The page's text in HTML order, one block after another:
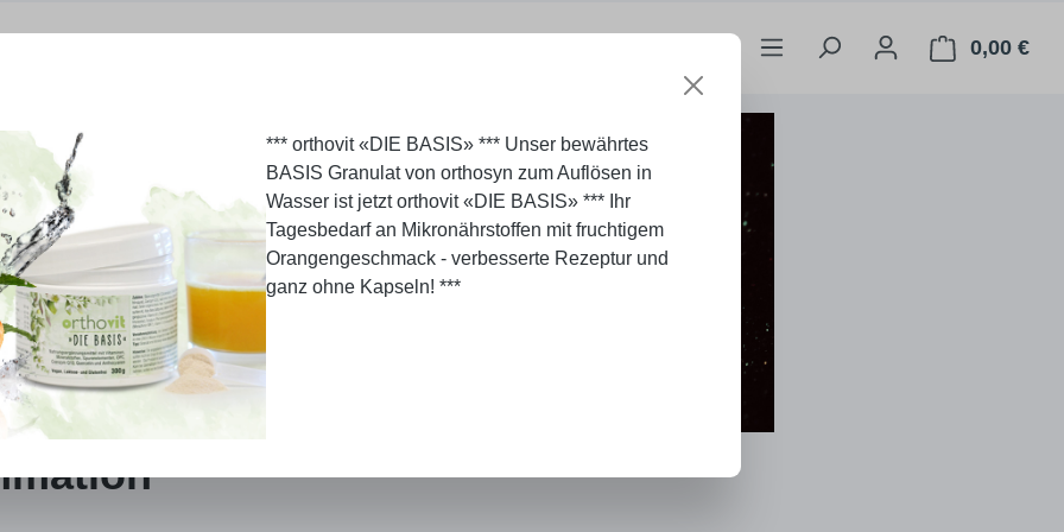
0,00 €
*** orthovit «DIE BASIS» *** Unser bewährtes
BASIS Granulat von orthosyn zum Auflösen in
Wasser ist jetzt orthovit «DIE BASIS» *** Ihr
Tagesbedarf an Mikronährstoffen mit fruchtigem
Orangengeschmack - verbesserte Rezeptur und
ganz ohne Kapseln! ***